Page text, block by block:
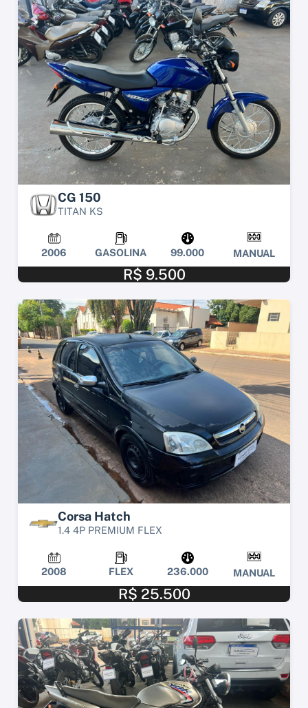
CG 150
TITAN KS
2006 GASOLINA 99.000 MANUAL
R$ 9.500
Corsa Hatch
1.4 4P PREMIUM FLEX
2008 FLEX 236.000 MANUAL
R$ 25.500